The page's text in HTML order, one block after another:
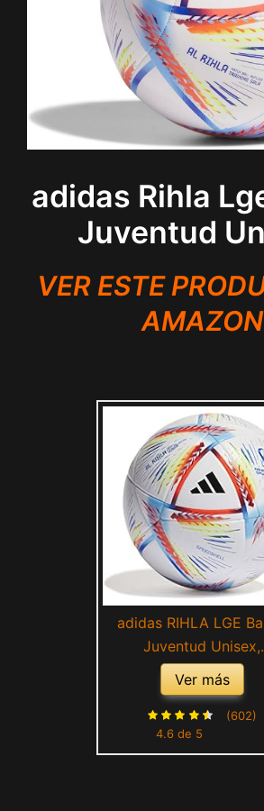
adidas Rihla
Juventud
VER ESTE
AMAZON
adidas RIHLA LGE
Juventud Unisex,
Blanco/Panton
38
Ver más
4.6 de 5
(602)